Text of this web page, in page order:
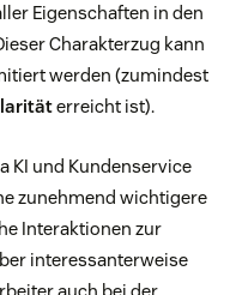
Eigenschaften in den
Charakterzug kann
werden (zumindest
erreicht ist).
KI und Kundenservice
zunehmend wichtigere
Interaktionen zur
interessanterweise